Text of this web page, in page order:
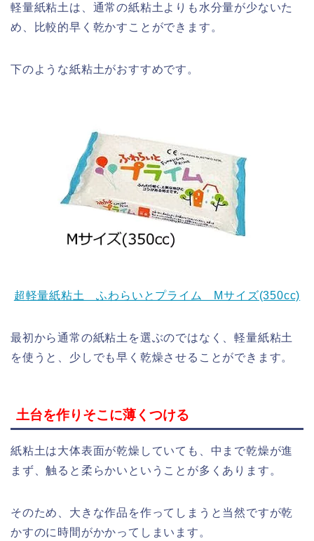
軽量紙粘土は、通常の紙粘土よりも水分量が少ないた
め、比較的早く乾かすことができます。
下のような紙粘土がおすすめです。
超軽量紙粘土 ふわらいとプライム Mサイズ(350cc)
最初から通常の紙粘土を選ぶのではなく、軽量紙粘土
を使うと、少しでも早く乾燥させることができます。
土台を作りそこに薄くつける
紙粘土は大体表面が乾燥していても、中まで乾燥が進
まず、触ると柔らかいということが多くあります。
そのため、大きな作品を作ってしまうと当然ですが乾
かすのに時間がかかってしまいます。